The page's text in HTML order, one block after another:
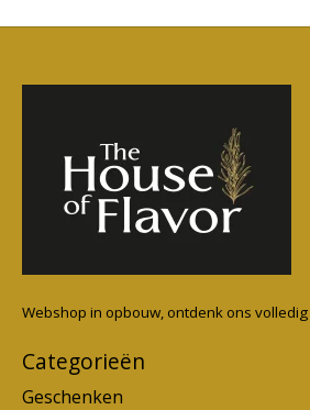
Webshop in opbouw, ontdenk ons
Categorieën
Geschenken